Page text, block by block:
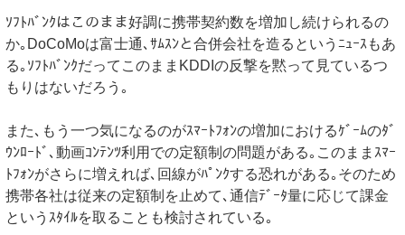
ｿﾌﾄﾊﾞﾝｸはこのまま好調に携帯契約数を増加し続けられるの
か｡DoCoMoは富士通､ｻﾑｽﾝと合併会社を造るというﾆｭｰｽもあ
る｡ｿﾌﾄﾊﾞﾝｸだってこのままKDDIの反撃を黙って見ているつ
もりはないだろう｡
また､もう一つ気になるのがｽﾏｰﾄﾌｫﾝの増加におけるｹﾞｰﾑのﾀﾞ
ｳﾝﾛｰﾄﾞ､動画ｺﾝﾃﾝﾂ利用での定額制の問題がある｡このままｽﾏｰ
ﾄﾌｫﾝがさらに増えれば､回線がﾊﾟﾝｸする恐れがある｡そのため
携帯各社は従来の定額制を止めて､通信ﾃﾞｰﾀ量に応じて課金
というｽﾀｲﾙを取ることも検討されている｡